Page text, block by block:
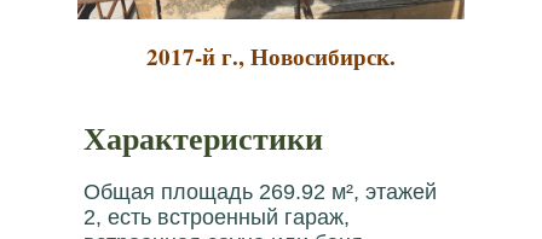
2017-й г., Новосибирск.
Характеристики
Общая площадь 269.92 м², этажей
2, есть встроенный гараж,